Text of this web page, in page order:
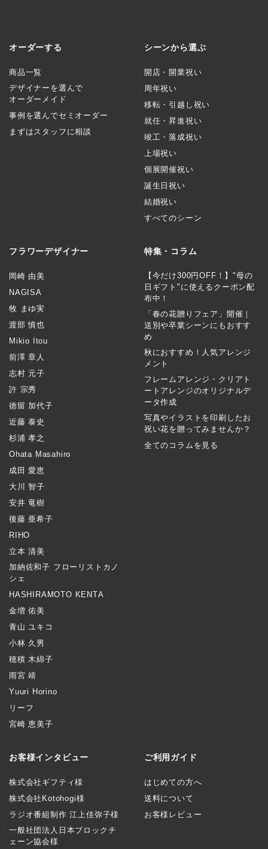
オーダーする
商品一覧
デザイナーを選んで
オーダーメイド
事例を選んでセミオーダー
まずはスタッフに相談
シーンから選ぶ
開店・開業祝い
周年祝い
移転・引越し祝い
就任・昇進祝い
竣工・落成祝い
上場祝い
個展開催祝い
誕生日祝い
結婚祝い
すべてのシーン
フラワーデザイナー
岡崎 由美
NAGISA
牧 まゆ実
渡部 慎也
Mikio Itou
前澤 章人
志村 元子
許 宗秀
徳留 加代子
近藤 泰史
杉浦 孝之
Ohata Masahiro
成田 愛恵
大川 智子
安井 竜樹
後藤 亜希子
RIHO
立本 清美
加納佐和子 フローリストカノ
シェ
HASHIRAMOTO KENTA
金増 佑美
青山 ユキコ
小林 久男
穂積 木綿子
雨宮 靖
Yuuri Horino
リーフ
宮崎 恵美子
特集・コラム
【今だけ300円OFF！】"母の
日ギフト"に使えるクーポン配
布中！
「春の花贈りフェア」開催｜
送別や卒業シーンにもおすす
め
秋におすすめ！人気アレンジ
メント
フレームアレンジ・クリアト
ートアレンジのオリジナルデ
ータ作成
写真やイラストを印刷したお
祝い花を贈ってみませんか？
全てのコラムを見る
お客様インタビュー
株式会社ギフティ様
株式会社Kotohogi様
ラジオ番組制作 江上佳弥子様
一般社団法人日本ブロックチ
ェーン協会様
ご利用ガイド
はじめての方へ
送料について
お客様レビュー